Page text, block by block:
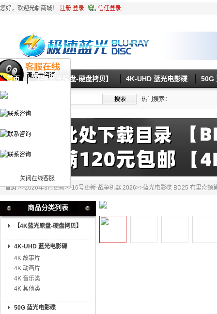
关闭在线客服
您好，欢迎光临商城！ 注册 登录 信任登录
首页 【4K蓝光原盘-硬盘拷贝】 4K-UHD 蓝光电影碟 50G
热门搜索：
首页>>2026年3月更新>>16号更新-战争机器 2026>>蓝光电影碟 BD25 布里奇顿
商品分类列表
【4K蓝光原盘-硬盘拷贝】
4K-UHD 蓝光电影碟
4K 故事片
4K 动画片
4K 音乐类
4K 其他类
50G 蓝光电影碟